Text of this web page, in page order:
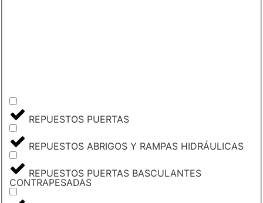
REPUESTOS PUERTAS
REPUESTOS ABRIGOS Y RAMPAS HIDRÁULICAS
REPUESTOS PUERTAS BASCULANTES
CONTRAPESADAS